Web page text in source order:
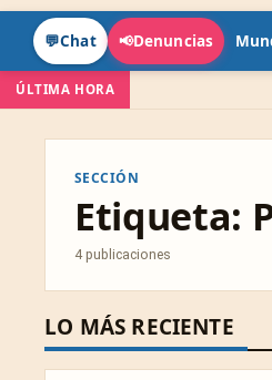
💬Chat 📢Denuncias
ÚLTIMA HORA
SECCIÓN
Etiqueta:
4 publicaciones
LO MÁS RECIENTE